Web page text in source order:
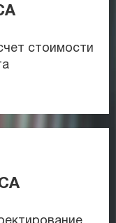
стоимости